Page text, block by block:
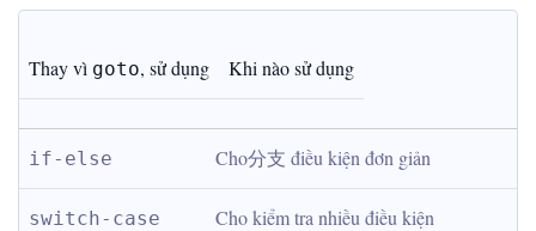
Thay vì goto, sử dụng Khi nào sử dụng
if-else Cho分支 điều kiện đơn giản
switch-case Cho kiểm tra nhiều điều kiện